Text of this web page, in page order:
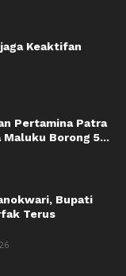
Keaktifan
Pertamina Patra
Maluku Borong 5...
Bupati
Terus